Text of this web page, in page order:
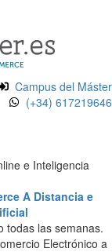
Campus del Máster
(+34) 617219646
e Inteligencia
A Distancia e
todas las semanas.
Electrónico a